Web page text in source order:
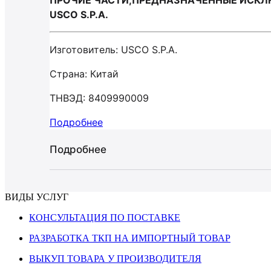
USCO S.P.A.
Изготовитель: USCO S.P.A.
Страна: Китай
ТНВЭД: 8409990009
Подробнее
Подробнее
ВИДЫ УСЛУГ
КОНСУЛЬТАЦИЯ ПО ПОСТАВКЕ
РАЗРАБОТКА ТКП НА ИМПОРТНЫЙ ТОВАР
ВЫКУП ТОВАРА У ПРОИЗВОДИТЕЛЯ